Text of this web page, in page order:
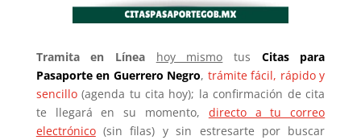
Tramita en Línea hoy mismo tus Citas
para
Pasaporte en Guerrero Negro, trámite fácil, rápido y
sencillo(agenda tu cita hoy); la confirmación de cita
te llegará en su momento, directo a tu correo
electrónico(sin filas) y sin estresarte por buscar